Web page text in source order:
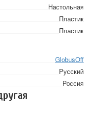
Настольная
Пластик
Пластик
GlobusOff
Русский
Россия